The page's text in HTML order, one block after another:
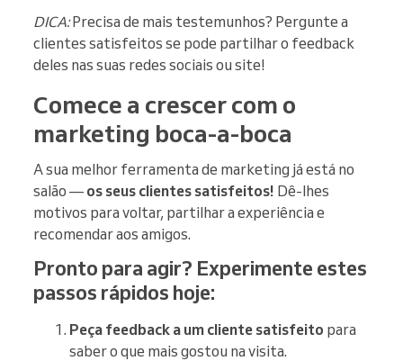
DICA:Precisa de mais testemunhos? Pergunte a
clientes satisfeitos se pode partilhar o feedback
deles nas suas redes sociais ou site!
Comece a crescer com o
marketing boca-a-boca
A sua melhor ferramenta de marketing já está no
salão — os seus clientes satisfeitos! Dê-lhes
motivos para voltar, partilhar a experiência e
recomendar aos amigos.
Pronto para agir? Experimente estes
passos rápidos hoje:
Peça feedback a um cliente satisfeito para
saber o que mais gostou na visita.